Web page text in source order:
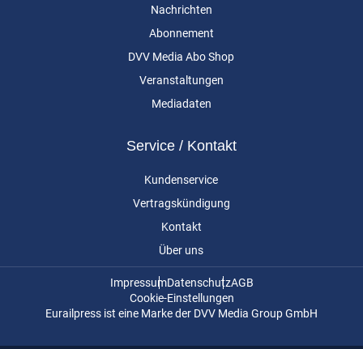
Nachrichten
Abonnement
DVV Media Abo Shop
Veranstaltungen
Mediadaten
Service / Kontakt
Kundenservice
Vertragskündigung
Kontakt
Über uns
ImpressumDatenschutzAGB
Cookie-Einstellungen
Eurailpress ist eine Marke der DVV Media Group GmbH